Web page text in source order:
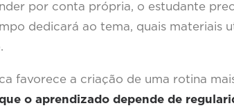
por conta própria, o estudante
dedicará ao tema, quais materiais
favorece a criação de uma rotina
o aprendizado depende de